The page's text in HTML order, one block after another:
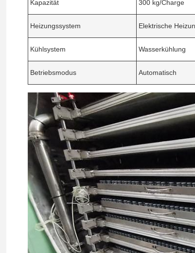
Kapazität 300 kg/Charge
Heizungssystem Elektrische
Kühlsystem Wasserkühlung
Betriebsmodus Automatisch